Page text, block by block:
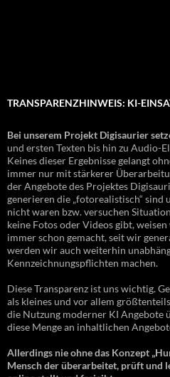
TRANSPARENZHINWEIS: KI-
Bei unserem Projekt Digisaurier
und ersten Texten bis hin zu Audio-
Keines dieser Ergebnisse gelangt
immer nur mit stärkerer
der Angebote des Projektes
generieren die „fotorealistisch“ sind
nicht waren bzw. versuchen
keine Fotos oder Videos gibt,
immer schon gemacht, seit wir
werden wir auch weiterhin
Kennzeichnungspflichten machen.
Diese Transparenz ist uns wichtig.
als kleines und vor allem
die Nutzung moderner KI Angebote
diese Menge an inhaltlichen
Allerdings nie ohne das Konzept
Mensch der überarbeitet, prüft und